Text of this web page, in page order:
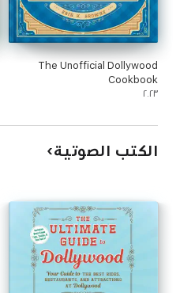
The Unofficial Dollywood
Cookbook
٢٠٢٣
الكتب الصوتية